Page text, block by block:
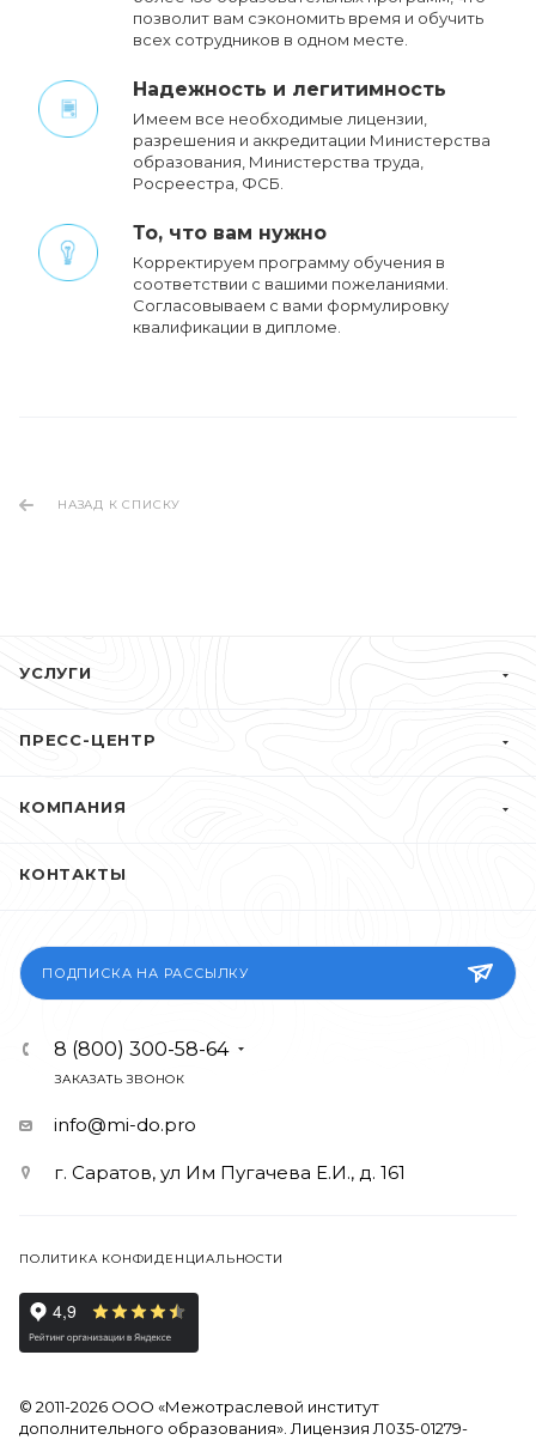
позволит вам сэкономить время и обучить
всех сотрудников в одном месте.
Надежность и легитимность
Имеем все необходимые лицензии,
разрешения и аккредитации Министерства
образования, Министерства труда,
Росреестра, ФСБ.
То, что вам нужно
Корректируем программу обучения в
соответствии с вашими пожеланиями.
Cогласовываем с вами формулировку
квалификации в дипломе.
НАЗАД К СПИСКУ
УСЛУГИ
ПРЕСС-ЦЕНТР
КОМПАНИЯ
КОНТАКТЫ
ПОДПИСКА НА РАССЫЛКУ
8 (800) 300-58-64
ЗАКАЗАТЬ ЗВОНОК
info@mi-do.pro
г. Саратов, ул Им Пугачева Е.И., д. 161
ПОЛИТИКА КОНФИДЕНЦИАЛЬНОСТИ
© 2011-2026 ООО «Межотраслевой институт
дополнительного образования». Лицензия Л035-01279-